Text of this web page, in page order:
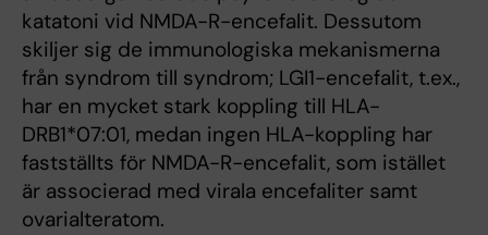
katatoni vid NMDA-R-encefalit. Dessutom
skiljer sig de immunologiska mekanismerna
från syndrom till syndrom; LGI1-encefalit, t.ex.,
har en mycket stark koppling till HLA-
DRB1*07:01, medan ingen HLA-koppling har
fastställts för NMDA-R-encefalit, som istället
är associerad med virala encefaliter samt
ovarialteratom.